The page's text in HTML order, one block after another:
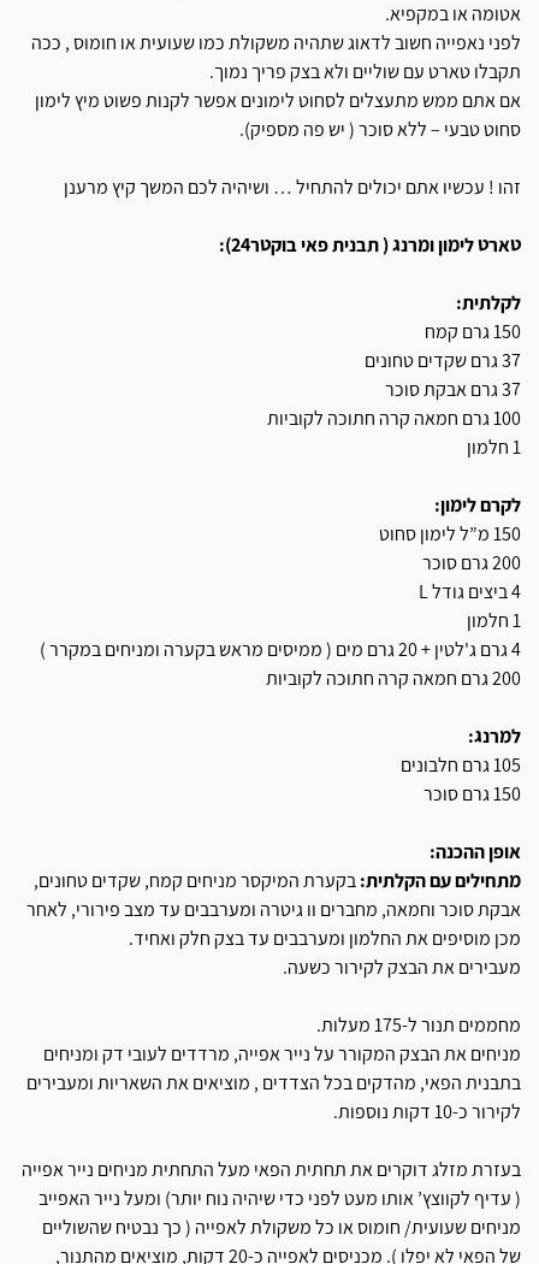
אטומה או במקפיא.
לפני נאפייה חשוב לדאוג שתהיה משקולת כמו שעועית או חומוס , ככה
תקבלו טארט עם שוליים ולא בצק פריך נמוך.
אם אתם ממש מתעצלים לסחוט לימונים אפשר לקנות פשוט מיץ לימון
סחוט טבעי – ללא סוכר ( יש פה מספיק).
זהו ! עכשיו אתם יכולים להתחיל … ושיהיה לכם המשך קיץ מרענן
טארט לימון ומרנג ( תבנית פאי בוקטר24):
לקלתית:
150 גרם קמח
37 גרם שקדים טחונים
37 גרם אבקת סוכר
100 גרם חמאה קרה חתוכה לקוביות
1 חלמון
לקרם לימון:
150 מ”ל לימון סחוט
200 גרם סוכר
4 ביצים גודל L
1 חלמון
4 גרם ג'לטין + 20 גרם מים ( ממיסים מראש בקערה ומניחים במקרר )
200 גרם חמאה קרה חתוכה לקוביות
למרנג:
105 גרם חלבונים
150 גרם סוכר
אופן ההכנה:
מתחילים עם הקלתית: בקערת המיקסר מניחים קמח, שקדים טחונים,
אבקת סוכר וחמאה, מחברים וו גיטרה ומערבבים עד מצב פירורי, לאחר
מכן מוסיפים את החלמון ומערבבים עד בצק חלק ואחיד.
מעבירים את הבצק לקירור כשעה.
מחממים תנור ל-175 מעלות.
מניחים את הבצק המקורר על נייר אפייה, מרדדים לעובי דק ומניחים
בתבנית הפאי, מהדקים בכל הצדדים , מוציאים את השאריות ומעבירים
לקירור כ-10 דקות נוספות.
בעזרת מזלג דוקרים את תחתית הפאי מעל התחתית מניחים נייר אפייה
( עדיף לקווצץ’ אותו מעט לפני כדי שיהיה נוח יותר) ומעל נייר האפייב
מניחים שעועית/ חומוס או כל משקולת לאפייה ( כך נבטיח שהשוליים
של הפאי לא יפלו ). מכניסים לאפייה כ-20 דקות, מוציאים מהתנור,